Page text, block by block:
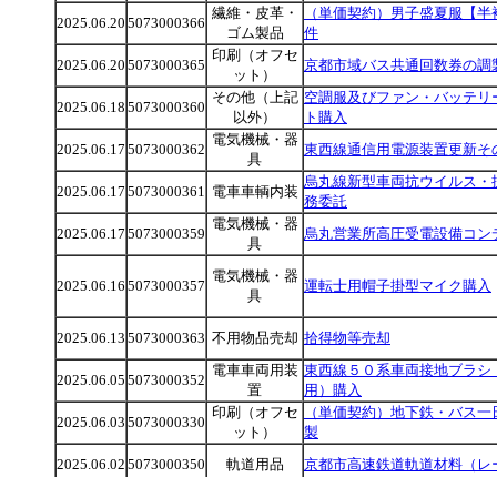
2025.06.20 5073000366
繊維・皮革・
ゴム製品
（単価契約）男子盛夏服【
件
2025.06.20 5073000365
印刷（オフセ
ット）
京都市域バス共通回数券の調
2025.06.18 5073000360
その他（上記
以外）
空調服及びファン・バッテリ
ト購入
2025.06.17 5073000362
電気機械・器
具
東西線通信用電源装置更新そ
2025.06.17 5073000361 電車車輌内装
烏丸線新型車両抗ウイルス・
務委託
2025.06.17 5073000359
電気機械・器
具
烏丸営業所高圧受電設備コン
2025.06.16 5073000357
電気機械・器
具
運転士用帽子掛型マイク購入
2025.06.13 5073000363 不用物品売却 拾得物等売却
2025.06.05 5073000352
電車車両用装
置
東西線５０系車両接地ブラシ
用）購入
2025.06.03 5073000330
印刷（オフセ
ット）
（単価契約）地下鉄・バス
製
2025.06.02 5073000350 軌道用品 京都市高速鉄道軌道材料（レ